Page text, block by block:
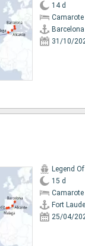
14 d
Barcelona
31/10/
Legend
15 d
Fort
25/04/